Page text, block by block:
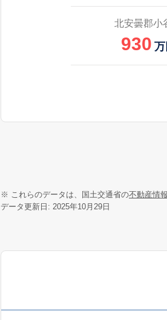
北安曇郡小
930 万
※ これらのデータは、国土交通省の不動産情
データ更新日: 2025年10月29日